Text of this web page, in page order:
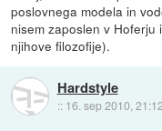
poslovnega modela in
nisem zaposlen v Hoferju
njihove filozofije).
Hardstyle
:: 16. sep 2010, 21:12